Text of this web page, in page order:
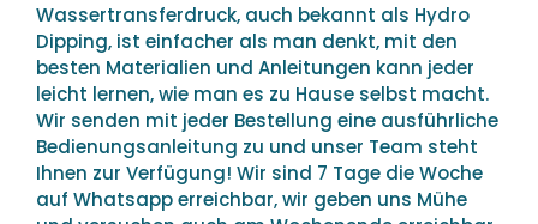
Wassertransferdruck, auch bekannt als Hydro
Dipping, ist einfacher als man denkt, mit den
besten Materialien und Anleitungen kann jeder
leicht lernen, wie man es zu Hause selbst macht.
Wir senden mit jeder Bestellung eine ausführliche
Bedienungsanleitung zu und unser Team steht
Ihnen zur Verfügung! Wir sind 7 Tage die Woche
auf Whatsapp erreichbar, wir geben uns Mühe